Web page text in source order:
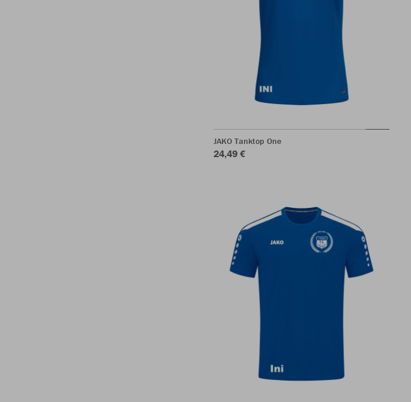
JAKO Tanktop One
24,49 €